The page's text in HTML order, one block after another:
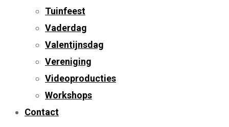
Tuinfeest
Vaderdag
Valentijnsdag
Vereniging
Videoproducties
Workshops
Contact